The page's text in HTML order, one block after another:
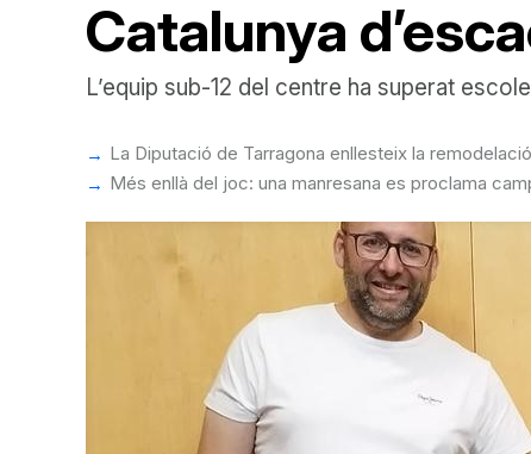
Catalunya
L’equip sub-12 del centre ha superat
La Diputació de Tarragona enllesteix la
Més enllà del joc: una manresana es proclama